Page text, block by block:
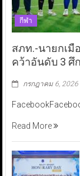
กีฬา
สภท.-นายกเมื
คว้าอันดับ 3 ศึ
กรกฎาคม 6, 2026
Read More